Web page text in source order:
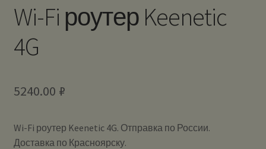
Wi-Fi роутер Keenetic
4G
5240.00 ₽
Wi-Fi роутер Keenetic 4G. Отправка по России.
Доставка по Красноярску.